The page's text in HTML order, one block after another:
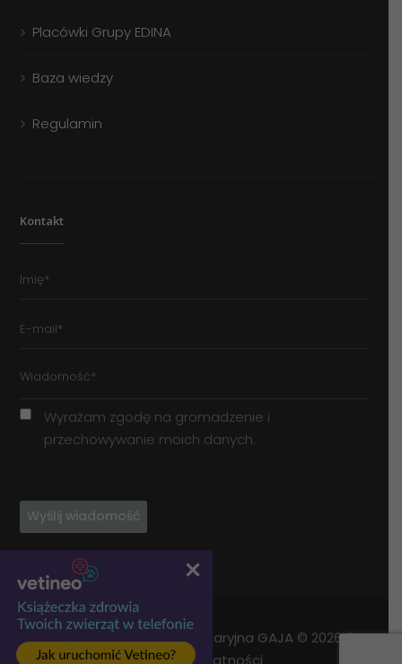
Placówki Grupy EDINA
Baza wiedzy
Regulamin
Kontakt
Wyrażam zgodę na gromadzenie i
przechowywanie moich danych.
EDINA Przychodnia Weterynaryjna GAJA © 2026 |
Polityka prywatności